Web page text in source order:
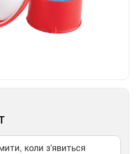
коли з'явиться